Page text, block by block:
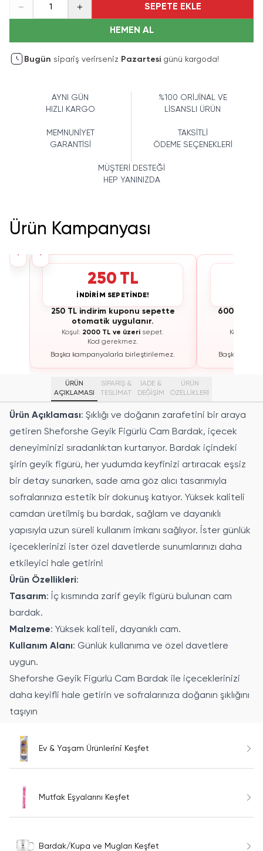
1 SEPETE EKLE
HEMEN AL
Bugün sipariş verirseniz Pazartesi günü kargoda!
AYNI GÜN
HIZLI KARGO
%100 ORİJİNAL VE
LİSANSLI ÜRÜN
MEMNUNİYET
GARANTİSİ
TAKSİTLİ
ÖDEME SEÇENEKLERİ
MÜŞTERİ DESTEĞİ
HEP YANINIZDA
Ürün Kampanyası
‹
›
250 TL
İNDİRİM SEPETİNDE!
250 TL indirim kuponu sepette
otomatik uygulanır.
Koşul: 2000 TL ve üzeri sepet.
Kod gerekmez.
Başka kampanyalarla birleştirilemez.
600 TL
Koşul:
Başka
ÜRÜN
AÇIKLAMASI
SİPARİŞ &
TESLİMAT
İADE &
DEĞİŞİM
ÜRÜN
ÖZELLIKLERI
Ürün Açıklaması: Şıklığı ve doğanın zarafetini bir araya
getiren Sheforshe Geyik Figürlü Cam Bardak, içecek
deneyiminizi sıradanlıktan kurtarıyor. Bardak içindeki
şirin geyik figürü, her yudumda keyfinizi artıracak eşsiz
bir detay sunarken, sade ama göz alıcı tasarımıyla
sofralarınıza estetik bir dokunuş katıyor. Yüksek kaliteli
camdan üretilmiş bu bardak, sağlam ve dayanıklı
yapısıyla uzun süreli kullanım imkanı sağlıyor. İster günlük
içeceklerinizi ister özel davetlerde sunumlarınızı daha
etkileyici hale getirin!
Ürün Özellikleri:
Tasarım: İç kısmında zarif geyik figürü bulunan cam
bardak.
Malzeme: Yüksek kaliteli, dayanıklı cam.
Kullanım Alanı: Günlük kullanıma ve özel davetlere
uygun.
Sheforshe Geyik Figürlü Cam Bardak ile içeceklerinizi
daha keyifli hale getirin ve sofralarınıza doğanın şıklığını
taşıyın
Ev & Yaşam Ürünlerini Keşfet
Mutfak Eşyalarını Keşfet
Bardak/Kupa ve Mugları Keşfet